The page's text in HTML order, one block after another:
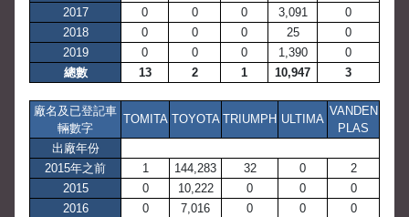
2017
0 0 0 3,091
0
2018
0 0 0 25
0
2019
0 0 0 1,390
0
總數
13 2 1 10,947 3
廠名及已登記車
輛數字
TOMITA TOYOTA TRIUMPH ULTIMA
VANDEN
PLAS
出廠年份
2015年之前
1 144,283 32 0
2
2015
0 10,222 0 0
0
2016
0 7,016 0 0
0